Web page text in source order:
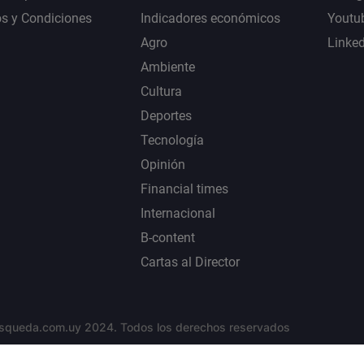
y Condiciones
Indicadores económicos
Agro
Ambiente
Cultura
Deportes
Tecnología
Opinión
Financial times
Internacional
B-content
Cartas al Director
2024. Todos los derechos reservados